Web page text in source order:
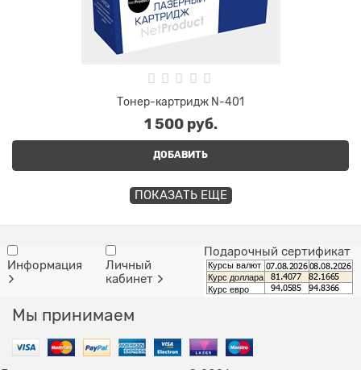
Тонер-картридж N-401
1 500 руб.
ДОБАВИТЬ
ПОКАЗАТЬ ЕЩЕ
Информация
Личный
кабинет
Подарочный сертификат
Курсы валют
Курс доллара
Курс евро
Мы принимаем